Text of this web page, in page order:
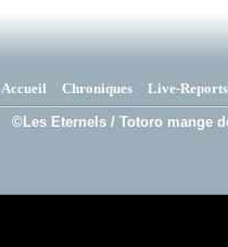
Accueil Chroniques Live-Reports
©Les Eternels / Totoro mange